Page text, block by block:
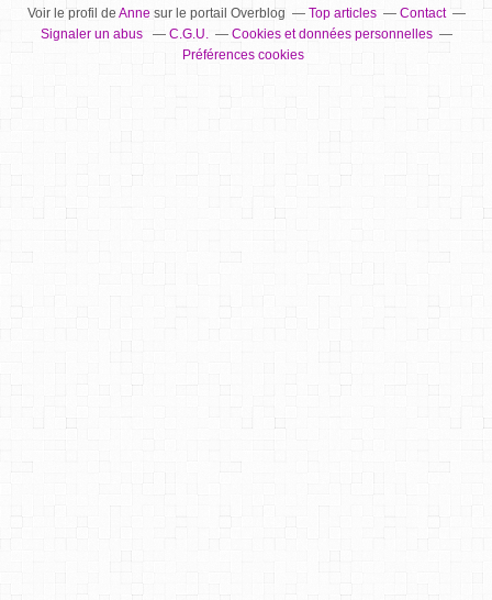
Voir le profil de Annesur le portail Overblog Top articles
Contact
Signaler un abus
C.G.U.
Cookies et données personnelles
Préférences cookies